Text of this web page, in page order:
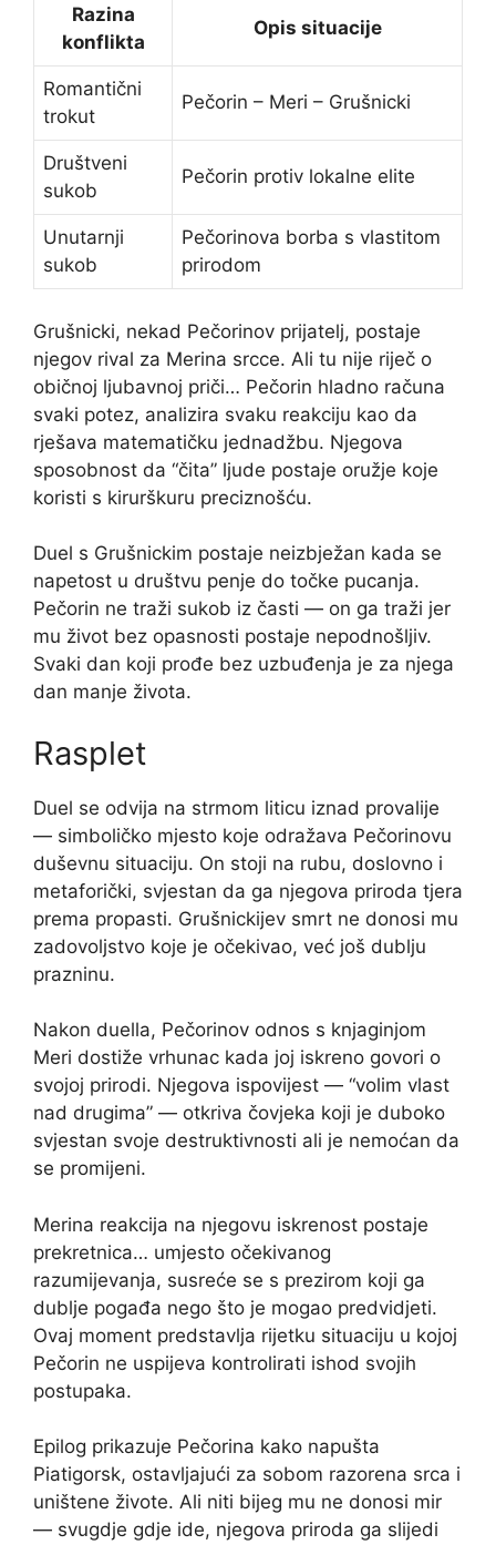
Razina
konflikta
Opis situacije
Romantični
trokut
Pečorin – Meri – Grušnicki
Društveni
sukob
Pečorin protiv lokalne elite
Unutarnji
sukob
Pečorinova borba s vlastitom
prirodom
Grušnicki, nekad Pečorinov prijatelj, postaje
njegov rival za Merina srcce. Ali tu nije riječ o
običnoj ljubavnoj priči… Pečorin hladno računa
svaki potez, analizira svaku reakciju kao da
rješava matematičku jednadžbu. Njegova
sposobnost da “čita” ljude postaje oružje koje
koristi s kirurškuru preciznošću.
Duel s Grušnickim postaje neizbježan kada se
napetost u društvu penje do točke pucanja.
Pečorin ne traži sukob iz časti — on ga traži jer
mu život bez opasnosti postaje nepodnošljiv.
Svaki dan koji prođe bez uzbuđenja je za njega
dan manje života.
Rasplet
Duel se odvija na strmom liticu iznad provalije
— simboličko mjesto koje odražava Pečorinovu
duševnu situaciju. On stoji na rubu, doslovno i
metaforički, svjestan da ga njegova priroda tjera
prema propasti. Grušnickijev smrt ne donosi mu
zadovoljstvo koje je očekivao, već još dublju
prazninu.
Nakon duella, Pečorinov odnos s knjaginjom
Meri dostiže vrhunac kada joj iskreno govori o
svojoj prirodi. Njegova ispovijest — “volim vlast
nad drugima” — otkriva čovjeka koji je duboko
svjestan svoje destruktivnosti ali je nemoćan da
se promijeni.
Merina reakcija na njegovu iskrenost postaje
prekretnica… umjesto očekivanog
razumijevanja, susreće se s prezirom koji ga
dublje pogađa nego što je mogao predvidjeti.
Ovaj moment predstavlja rijetku situaciju u kojoj
Pečorin ne uspijeva kontrolirati ishod svojih
postupaka.
Epilog prikazuje Pečorina kako napušta
Piatigorsk, ostavljajući za sobom razorena srca i
uništene živote. Ali niti bijeg mu ne donosi mir
— svugdje gdje ide, njegova priroda ga slijedi